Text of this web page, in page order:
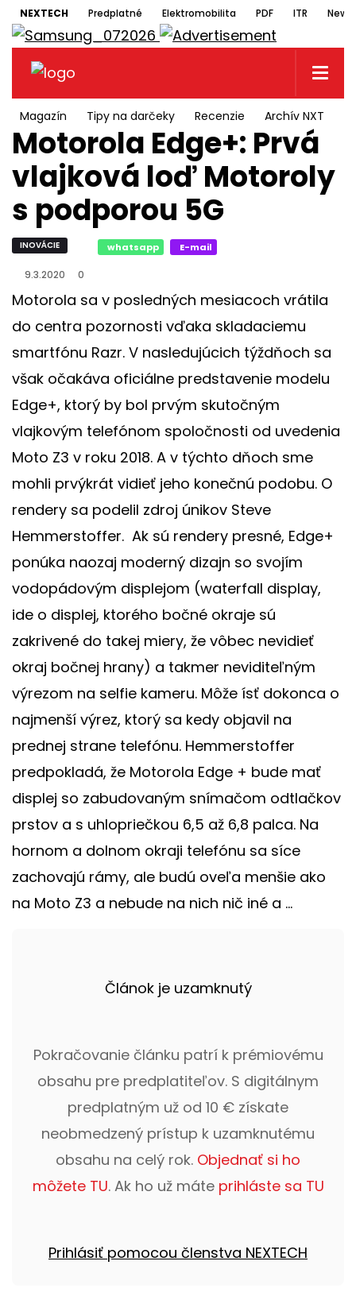
NEXTECH Predplatné Elektromobilita PDF ITR
Magazín Tipy na darčeky Recenzie Archív NXT
Motorola Edge+: Prvá
vlajková loď Motoroly
s podporou 5G
INOVÁCIE whatsapp E-mail
9.3.2020 0
Motorola sa v posledných mesiacoch vrátila
do centra pozornosti vďaka skladaciemu
smartfónu Razr. V nasledujúcich týždňoch sa
však očakáva oficiálne predstavenie modelu
Edge+, ktorý by bol prvým skutočným
vlajkovým telefónom spoločnosti od uvedenia
Moto Z3 v roku 2018. A v týchto dňoch sme
mohli prvýkrát vidieť jeho konečnú podobu. O
rendery sa podelil zdroj únikov Steve
Hemmerstoffer. Ak sú rendery presné, Edge+
ponúka naozaj moderný dizajn so svojím
vodopádovým displejom (waterfall display,
ide o displej, ktorého bočné okraje sú
zakrivené do takej miery, že vôbec nevidieť
okraj bočnej hrany) a takmer neviditeľným
výrezom na selfie kameru. Môže ísť dokonca o
najmenší výrez, ktorý sa kedy objavil na
prednej strane telefónu. Hemmerstoffer
predpokladá, že Motorola Edge + bude mať
displej so zabudovaným snímačom odtlačkov
prstov a s uhlopriečkou 6,5 až 6,8 palca. Na
hornom a dolnom okraji telefónu sa síce
zachovajú rámy, ale budú oveľa menšie ako
na Moto Z3 a nebude na nich nič iné a ...
Článok je uzamknutý
Pokračovanie článku patrí k prémiovému
obsahu pre predplatiteľov. S digitálnym
predplatným už od 10 € získate
neobmedzený prístup k uzamknutému
obsahu na celý rok. Objednať si ho
môžete TU. Ak ho už máte prihláste sa TU
Prihlásiť pomocou členstva NEXTECH